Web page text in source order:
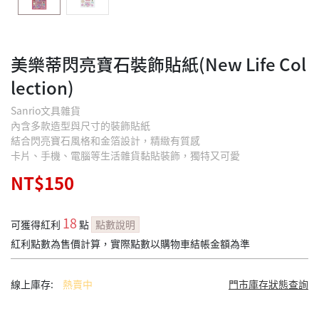
美樂蒂閃亮寶石裝飾貼紙(New Life Col
lection)
Sanrio文具雜貨
內含多款造型與尺寸的裝飾貼紙
結合閃亮寶石風格和金箔設計，精緻有質感
卡片、手機、電腦等生活雜貨黏貼裝飾，獨特又可愛
NT$150
可獲得紅利 18 點 點數說明
紅利點數為售價計算，實際點數以購物車結帳金額為準
線上庫存: 熱賣中 門市庫存狀態查詢